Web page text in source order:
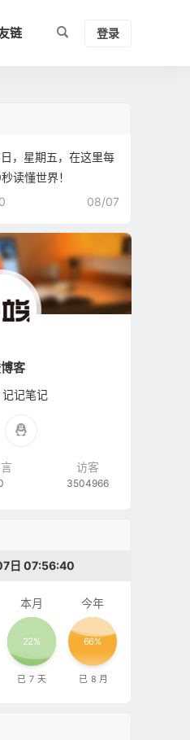
链 登录
，星期五，在这里每
读懂世界！
08/07
客
记笔记
访客
3504966
日 07:56:40
本月
22%
已 7 天
今年
66%
已 8 月